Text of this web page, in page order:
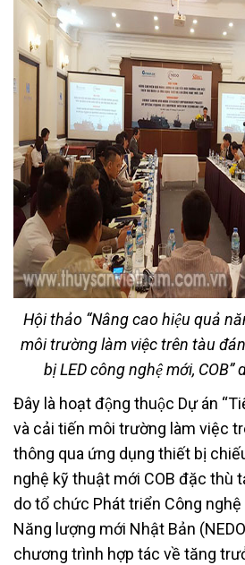
Hội thảo “Nâng cao hiệu quả
môi trường làm việc trên tàu
bị LED công nghệ mới, COB”
Đây là hoạt động thuộc Dự án
và cải tiến môi trường làm việc
thông qua ứng dụng thiết bị
nghệ kỹ thuật mới COB đặc thù
do tổ chức Phát triển Công nghệ
Năng lượng mới Nhật Bản
chương trình hợp tác về tăng